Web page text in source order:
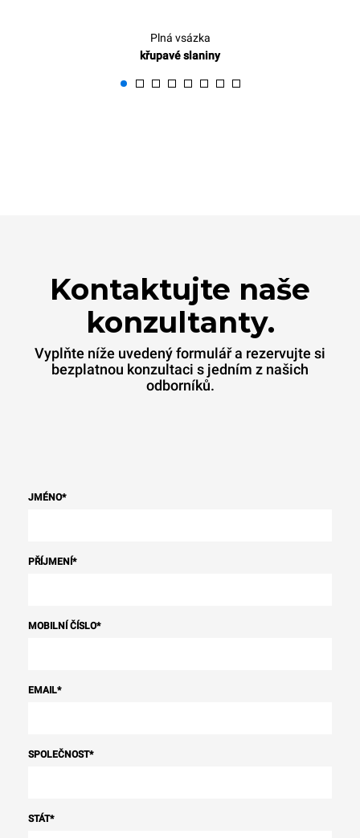
Plná vsázka
křupavé slaniny
Kontaktujte naše
konzultanty.
Vyplňte níže uvedený formulář a rezervujte si
bezplatnou konzultaci s jedním z našich
odborníků.
JMÉNO*
PŘÍJMENÍ *
MOBILNÍ ČÍSLO*
EMAIL*
SPOLEČNOST*
STÁT*